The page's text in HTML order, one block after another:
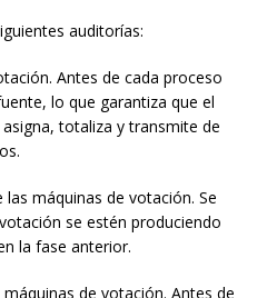
auditorías:
Antes de cada proceso
lo que garantiza que el
totaliza y transmite de
máquinas de votación. Se
se estén produciendo
la fase anterior.
de votación. Antes de